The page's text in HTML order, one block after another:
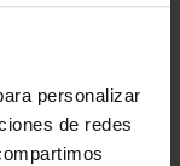
personalizar
de redes